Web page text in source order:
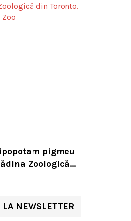
pigmeu
Zoologică
NEWSLETTER